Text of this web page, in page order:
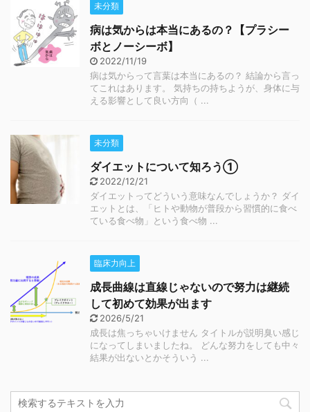
未分類
病は気からは本当にあるの？【プラシー
ボとノーシーボ】
2022/11/19
病は気からって言葉は本当にあるの？ 結論から言っ
てこれはあります。 気持ちの持ちようが、身体に与
える影響として良い方向（ ...
未分類
ダイエットについて知ろう①
2022/12/21
ダイエットってどういう意味なんでしょうか？ ダイ
エットとは、「ヒトや動物が普段から習慣的に食べ
ている食べ物」という食べ物 ...
臨床力向上
成長曲線は直線じゃないので努力は継続
して初めて効果が出ます
2026/5/21
成長は焦っちゃいけません タイトルが説明臭い感じ
になってしまいましたね。 どんな努力をしても中々
結果が出ないとかそういう ...